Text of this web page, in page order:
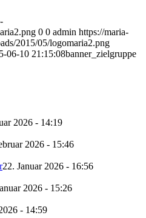
0 0 admin https://maria-
2015/05/logomaria2.png
06-10 21:15:08banner_zielgruppe
2026 - 14:19
2026 - 15:46
22. Januar 2026 - 16:56
2026 - 15:26
- 14:59